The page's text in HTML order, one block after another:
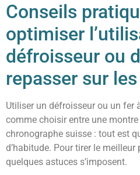
Conseils
optimiser
défroisseur ou
repasser sur
Utiliser un défroisseur ou un fer
comme choisir entre une
chronographe suisse : tout est
d’habitude. Pour tirer le
quelques astuces s’imposent.